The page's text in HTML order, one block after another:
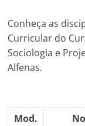
Conheça as
Curricular do
Sociologia e
Alfenas.
Mod.